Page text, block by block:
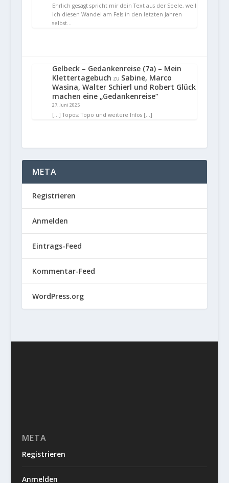
Ehrlich gesagt spricht mir dein Text aus der Seele, weil
ich diesen Wandel am Fels in den letzten Jahren
selbst…
Gelbeck – Gedankenreise (7a) – Mein
Klettertagebuch zu Sabine, Marco
Wasina, Walter Schierl und Robert Glück
machen eine „Gedankenreise“
27. Juni 2025
[…] Topos: Topo und weitere Infos […]
META
Registrieren
Anmelden
Eintrags-Feed
Kommentar-Feed
WordPress.org
META
Registrieren
Anmelden